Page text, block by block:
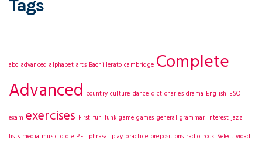
Tags
abc advanced alphabet arts Bachillerato cambridge Complete
Advanced country culture dance dictionaries drama English ESO
exam exercises First fun funk game games general grammar interest jazz
lists media music oldie PET phrasal play practice prepositions radio rock Selectividad